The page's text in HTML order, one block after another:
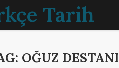
Tarih
OĞUZ DESTANI